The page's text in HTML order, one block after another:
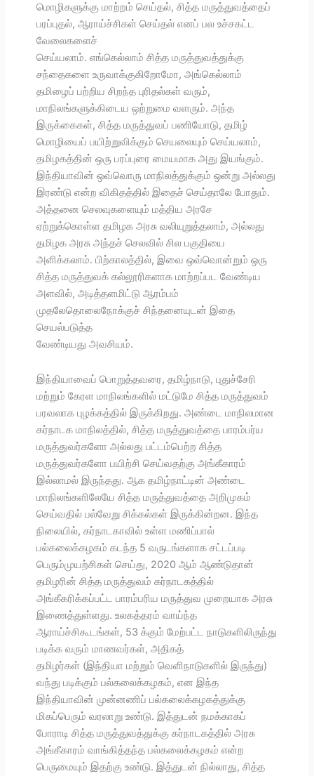
மொழிகளுக்கு மாற்றம் செய்தல், சித்த மருத்துவத்தைப்
பரப்புதல், ஆராய்ச்சிகள் செய்தல் எனப் பல உச்சகட்ட
வேலைகளைச்
செய்யலாம். எங்கெல்லாம் சித்த மருத்துவத்துக்கு
சந்தைகளை உருவாக்குகிறோமோ, அங்கெல்லாம்
தமிழைப் பற்றிய சிறந்த புரிதல்கள் வரும்,
மாநிலங்களுக்கிடைய ஒற்றுமை வளரும். அந்த
இருக்கைகள், சித்த மருத்துவப் பணியோடு, தமிழ்
மொழியைப் பயிற்றுவிக்கும் செயலையும் செய்யலாம்,
தமிழகத்தின் ஒரு பரப்புரை மையமாக அது இயங்கும்.
இந்தியாவின் ஒவ்வொரு மாநிலத்துக்கும் ஒன்று அல்லது
இரண்டு என்ற விகிதத்தில் இதைச் செய்தாலே போதும்.
அத்தனை செலவுகளையும் மத்திய அரசே
ஏற்றுக்கொள்ள தமிழக அரசு வலியுறுத்தலாம், அல்லது
தமிழக அரசு அந்தச் செலவில் சில பகுதியை
அளிக்கலாம். பிற்காலத்தில், இவை ஒவ்வொன்றும் ஒரு
சித்த மருத்துவக் கல்லூரிகளாக மாற்றப்பட வேண்டிய
அளவில், அடித்தளமிட்டு ஆரம்பம்
முதலேதொலைநோக்குச் சிந்தனையுடன் இதை
செயல்படுத்த
வேண்டியது அவசியம்.
இந்தியாவைப் பொறுத்தவரை, தமிழ்நாடு, புதுச்சேரி
மற்றும் கேரள மாநிலங்களில் மட்டுமே சித்த மருத்துவம்
பரவலாக புழக்கத்தில் இருக்கிறது. அண்டை மாநிலமான
கர்நாடக மாநிலத்தில், சித்த மருத்துவத்தை பாரம்பர்ய
மருத்துவர்களோ அல்லது பட்டம்பெற்ற சித்த
மருத்துவர்களோ பயிற்சி செய்வதற்கு அங்கீகாரம்
இல்லாமல் இருந்தது. ஆக தமிழ்நாட்டின் அண்டை
மாநிலங்களிலேயே சித்த மருத்துவத்தை அறிமுகம்
செய்வதில் பல்வேறு சிக்கல்கள் இருக்கின்றன. இந்த
நிலையில், கர்நாடகாவில் உள்ள மணிப்பால்
பல்கலைக்கழகம் கடந்த 5 வருடங்களாக சட்டப்படி
பெரும்முயற்சிகள் செய்து, 2020 ஆம் ஆண்டுதான்
தமிழரின் சித்த மருத்துவம் கர்நாடகத்தில்
அங்கீகரிக்கப்பட்ட பாரம்பரிய மருத்துவ முறையாக அரசு
இணைத்துள்ளது. உலகத்தரம் வாய்ந்த
ஆராய்ச்சிகூடங்கள், 53 க்கும் மேற்பட்ட நாடுகளிலிருந்து
படிக்க வரும் மாணவர்கள், அதிகத்
தமிழர்கள் (இந்தியா மற்றும் வெளிநாடுகளில் இருந்து)
வந்து படிக்கும் பல்கலைக்கழகம், என இந்த
இந்தியாவின் முன்னணிப் பல்கலைக்கழகத்துக்கு
மிகப்பெரும் வரலாறு உண்டு. இத்துடன் நமக்காகப்
போராடி சித்த மருத்துவத்துக்கு கர்நாடகத்தில் அரசு
அங்கீகாரம் வாங்கித்தந்த பல்கலைக்கழகம் என்ற
பெருமையும் இதற்கு உண்டு. இத்துடன் நில்லாது, சித்த